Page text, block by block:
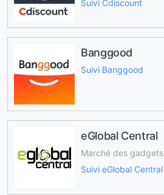
Suivi Cdiscount
Banggood
Suivi Banggood
eGlobal Central
Marché des gadgets
Suivi eGlobal Central